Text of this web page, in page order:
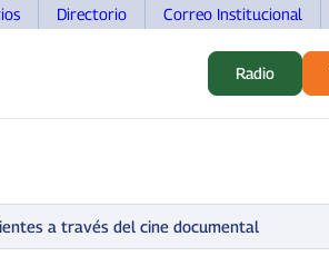
Directorio Correo Institucional
Radio
a través del cine documental